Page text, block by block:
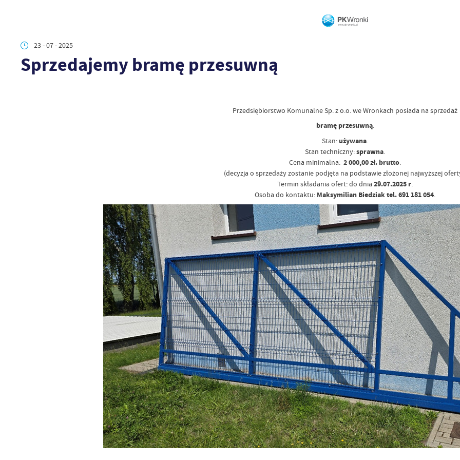
23 - 07 - 2025
Sprzedajemy bramę przesuwną
Przedsiębiorstwo Komunalne Sp. z o.o. we Wronkach posiada na sprzedaż
bramę przesuwną.
Stan:używana.
Stan techniczny:sprawna.
Cena minimalna: 2 000,00 zł. brutto.
(decyzja o sprzedaży zostanie podjęta na podstawie złożonej najwyższej
Termin składania ofert: do dnia 29.07.2025 r.
Osoba do kontaktu: Maksymilian Biedziak tel. 691 181 054.